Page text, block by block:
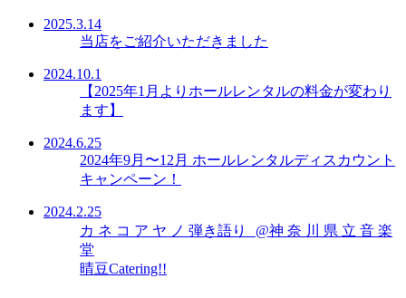
2025.3.14
当店をご紹介いただきました
2024.10.1
【2025年1月よりホールレンタルの料金が変わり
ます】
2024.6.25
2024年9月〜12月 ホールレンタルディスカウント
キャンペーン！
2024.2.25
カ ネ コ ア ヤ ノ 弾き語り @神 奈 川 県 立 音 楽
堂
晴豆Catering!!